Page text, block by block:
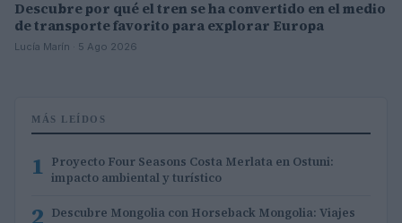
Descubre por qué el tren se ha convertido en el medio
de transporte favorito para explorar Europa
Lucía Marín · 5 Ago 2026
MÁS LEÍDOS
1 Proyecto Four Seasons Costa Merlata en Ostuni:
impacto ambiental y turístico
Descubre Mongolia con Horseback Mongolia: Viajes